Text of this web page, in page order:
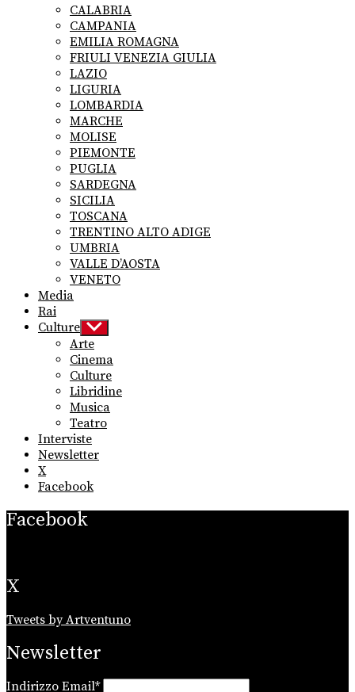
CALABRIA
CAMPANIA
EMILIA ROMAGNA
FRIULI VENEZIA GIULIA
LAZIO
LIGURIA
LOMBARDIA
MARCHE
MOLISE
PIEMONTE
PUGLIA
SARDEGNA
SICILIA
TOSCANA
TRENTINO ALTO ADIGE
UMBRIA
VALLE D’AOSTA
VENETO
Media
Rai
Culture Show
sub
menu
Arte
Cinema
Culture
Libridine
Musica
Teatro
Interviste
Newsletter
X
Facebook
Facebook
X
Tweets by Artventuno
Newsletter
Indirizzo Email*